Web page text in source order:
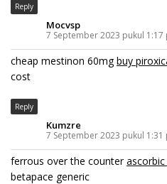
Reply
Mocvsp
7 September 2023 pukul 1:17
cheap mestinon 60mgbuy
cost
Reply
Kumzre
7 September 2023 pukul 1:31
ferrous over the counter
betapace generic